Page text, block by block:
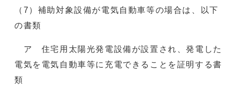
（7）補助対象設備が電気自動車等の場合は、以下
の書類
ア 住宅用太陽光発電設備が設置され、発電した
電気を電気自動車等に充電できることを証明する書
類